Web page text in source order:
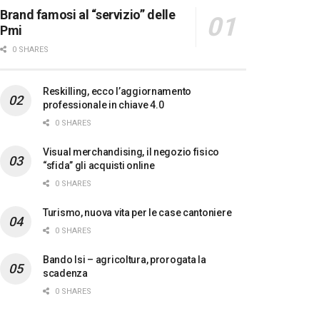
Brand famosi al “servizio” delle
Pmi
0 SHARES
Reskilling, ecco l’aggiornamento
professionale in chiave 4.0
0 SHARES
Visual merchandising, il negozio fisico
“sfida” gli acquisti online
0 SHARES
Turismo, nuova vita per le case cantoniere
0 SHARES
Bando Isi – agricoltura, prorogata la
scadenza
0 SHARES